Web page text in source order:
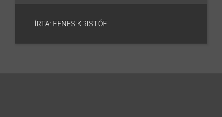
ÍRTA: FENES KRISTÓF